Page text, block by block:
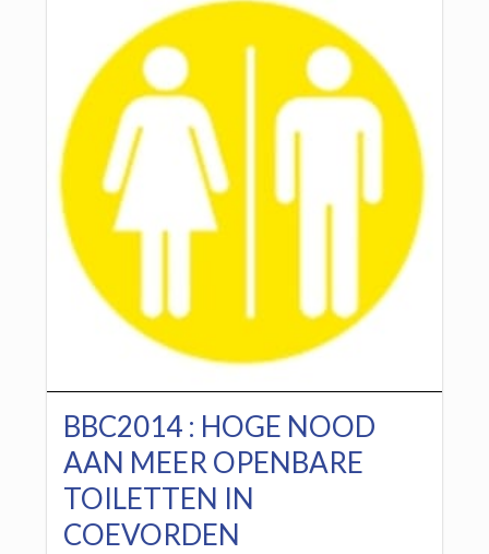
BBC2014 : HOGE NOOD
AAN MEER OPENBARE
TOILETTEN IN
COEVORDEN